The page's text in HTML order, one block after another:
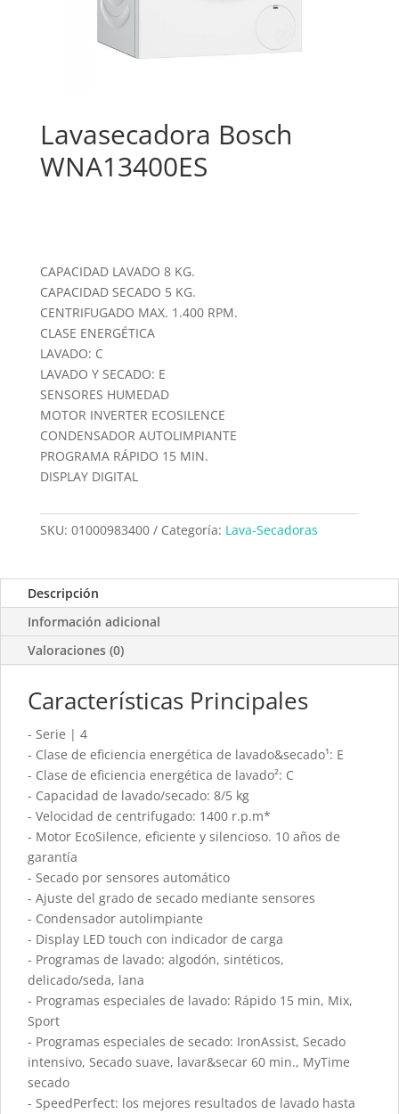
Lavasecadora Bosch
WNA13400ES
CAPACIDAD LAVADO 8 KG.
CAPACIDAD SECADO 5 KG.
CENTRIFUGADO MAX. 1.400 RPM.
CLASE ENERGÉTICA
LAVADO: C
LAVADO Y SECADO: E
SENSORES HUMEDAD
MOTOR INVERTER ECOSILENCE
CONDENSADOR AUTOLIMPIANTE
PROGRAMA RÁPIDO 15 MIN.
DISPLAY DIGITAL
SKU: 01000983400 Categoría: Lava-Secadoras
Descripción
Información adicional
Valoraciones (0)
Características Principales
- Serie | 4
- Clase de eficiencia energética de lavado&secado¹: E
- Clase de eficiencia energética de lavado²: C
- Capacidad de lavado/secado: 8/5 kg
- Velocidad de centrifugado: 1400 r.p.m*
- Motor EcoSilence, eficiente y silencioso. 10 años de
garantía
- Secado por sensores automático
- Ajuste del grado de secado mediante sensores
- Condensador autolimpiante
- Display LED touch con indicador de carga
- Programas de lavado: algodón, sintéticos,
delicado/seda, lana
- Programas especiales de lavado: Rápido 15 min, Mix,
Sport
- Programas especiales de secado: IronAssist, Secado
intensivo, Secado suave, lavar&secar 60 min., MyTime
secado
- SpeedPerfect: los mejores resultados de lavado hasta